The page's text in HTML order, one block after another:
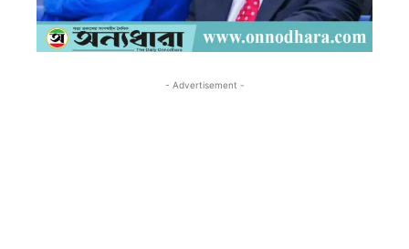
- Advertisement -